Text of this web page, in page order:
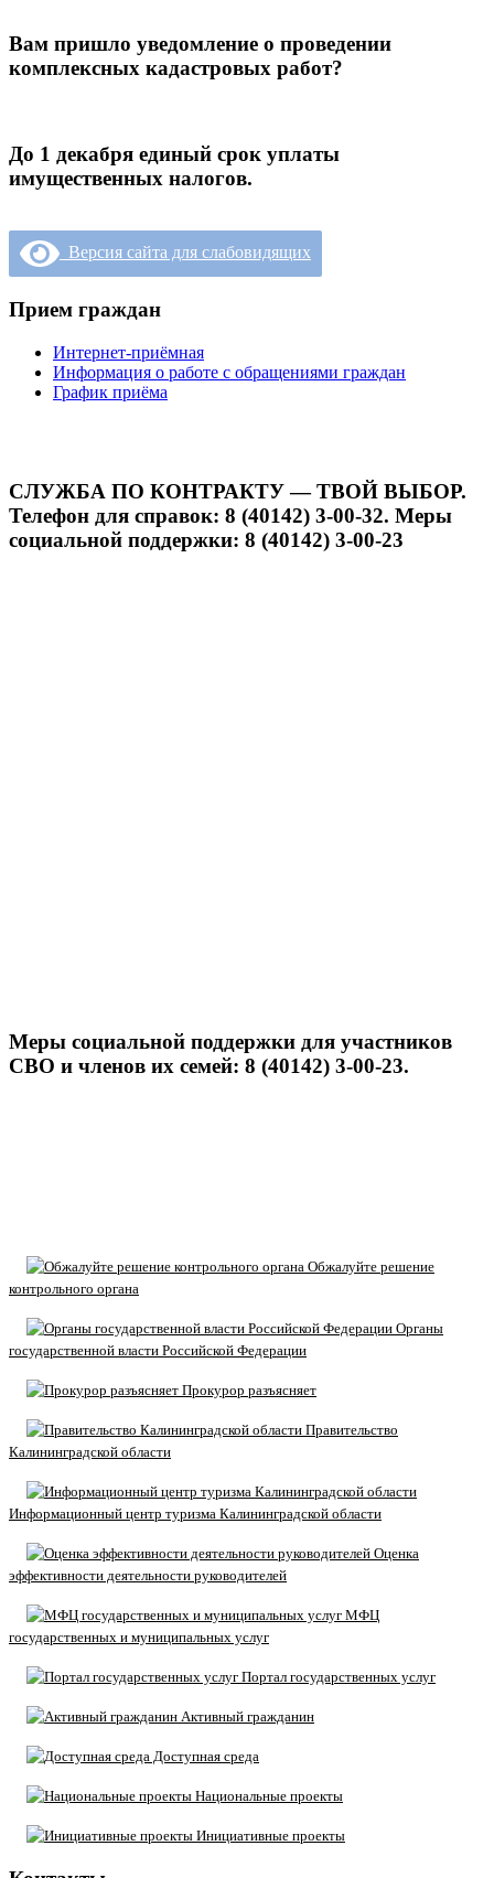
Вам пришло уведомление о проведении
комплексных кадастровых работ?
До 1 декабря единый срок уплаты
имущественных налогов.
Версия сайта для слабовидящих
Прием граждан
Интернет-приёмная
Информация о работе с обращениями граждан
График приёма
СЛУЖБА ПО КОНТРАКТУ — ТВОЙ ВЫБОР.
Телефон для справок: 8 (40142) 3-00-32. Меры
социальной поддержки: 8 (40142) 3-00-23
Меры социальной поддержки для участников
СВО и членов их семей: 8 (40142) 3-00-23.
Обжалуйте решение
контрольного органа
Органы
государственной власти Российской Федерации
Прокурор разъясняет
Правительство
Калининградской области
Информационный центр туризма Калининградской области
Оценка
эффективности деятельности руководителей
МФЦ
государственных и муниципальных услуг
Портал государственных услуг
Активный гражданин
Доступная среда
Национальные проекты
Инициативные проекты